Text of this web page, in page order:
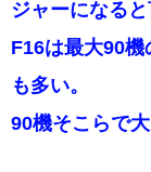
ジャーになる
F16は最大90
も多い。
90機そこらで